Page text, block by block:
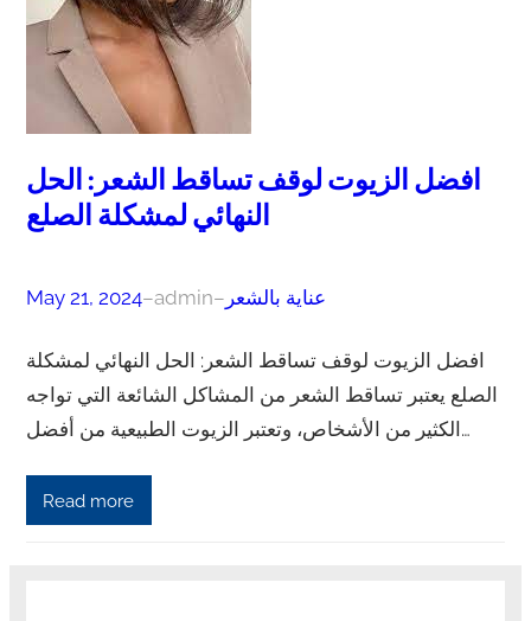
افضل الزيوت لوقف تساقط الشعر: الحل
النهائي لمشكلة الصلع
May 21, 2024–admin– عناية بالشعر
افضل الزيوت لوقف تساقط الشعر: الحل النهائي لمشكلة
الصلع يعتبر تساقط الشعر من المشاكل الشائعة التي تواجه
الكثير من الأشخاص، وتعتبر الزيوت الطبيعية من أفضل…
Read more